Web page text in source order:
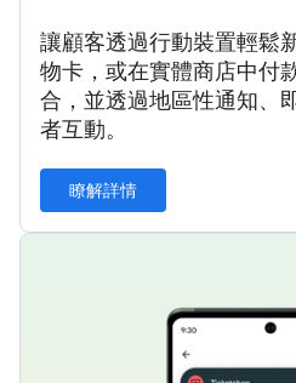
讓顧客透過行動裝置輕鬆
物卡，或在實體商店中付
合，並透過地區性通知、
者互動。
瞭解詳情